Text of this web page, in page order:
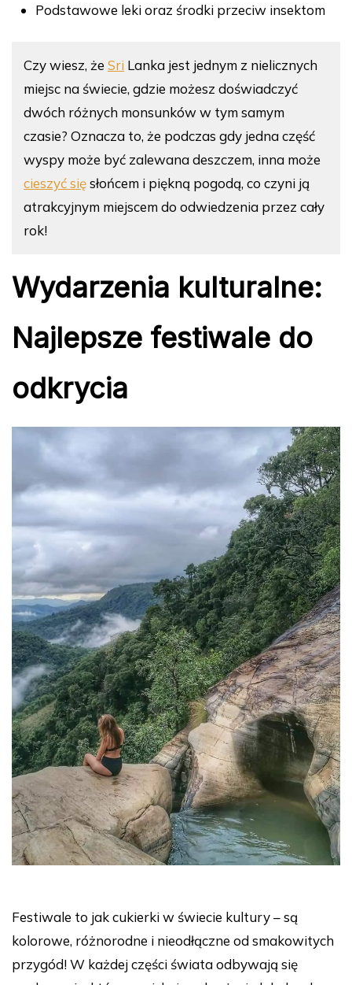
Podstawowe leki oraz środki przeciw insektom
Czy wiesz, że Sri Lanka jest jednym z nielicznych
miejsc na świecie, gdzie możesz doświadczyć
dwóch różnych monsunków w tym samym
czasie? Oznacza to, że podczas gdy jedna część
wyspy może być zalewana deszczem, inna może
cieszyć sięsłońcem i piękną pogodą, co czyni ją
atrakcyjnym miejscem do odwiedzenia przez cały
rok!
Wydarzenia kulturalne:
Najlepsze festiwale do
odkrycia
Festiwale to jak cukierki w świecie kultury – są
kolorowe, różnorodne i nieodłączne od smakowitych
przygód! W każdej części świata odbywają się